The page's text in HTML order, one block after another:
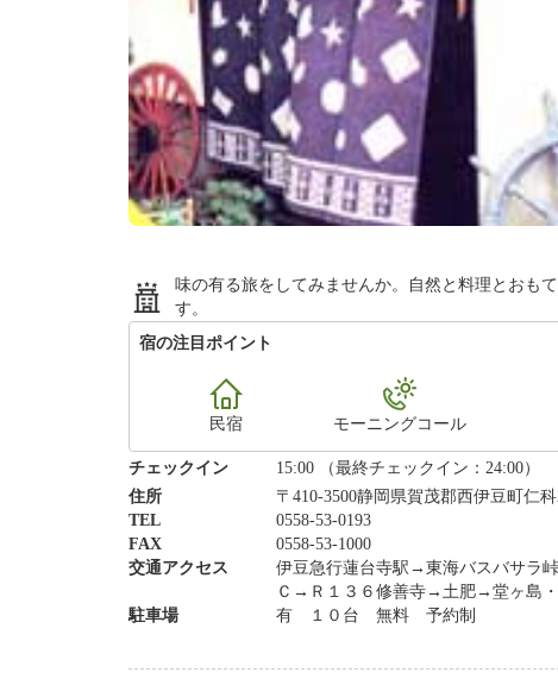
味の有る旅をしてみませんか。自然と料理とおも
す。
宿の注目ポイント
民宿 モーニングコール
チェックイン 15:00 （最終チェックイン：24:00）
住所
〒410-3500静岡県賀茂郡西伊豆町仁科
TEL
0558-53-0193
FAX
0558-53-1000
交通アクセス
伊豆急行蓮台寺駅→東海バスバサラ
Ｃ→Ｒ１３６修善寺→土肥→堂ヶ島
駐車場
有 １０台 無料 予約制